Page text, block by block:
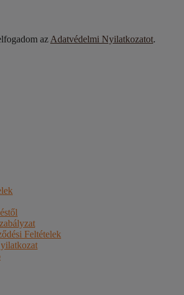
az Adatvédelmi Nyilatkozatot.
Feltételek